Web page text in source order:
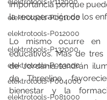
elektrotools-P051000
elektrotools-P012000
elektrotools-P132000
elektrotools-P993000
elektrotools-P004000
elektrotools-P081000
importancia porque
la recuperación de los
Lo mismo ocurre en
educativos. Más de tres
de Jordania tendrán
de Threeline,
bienestar y la